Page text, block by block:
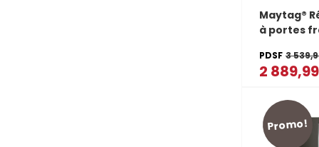
Maytag®
à portes
pi cu
PDSF 3
2
Promo!